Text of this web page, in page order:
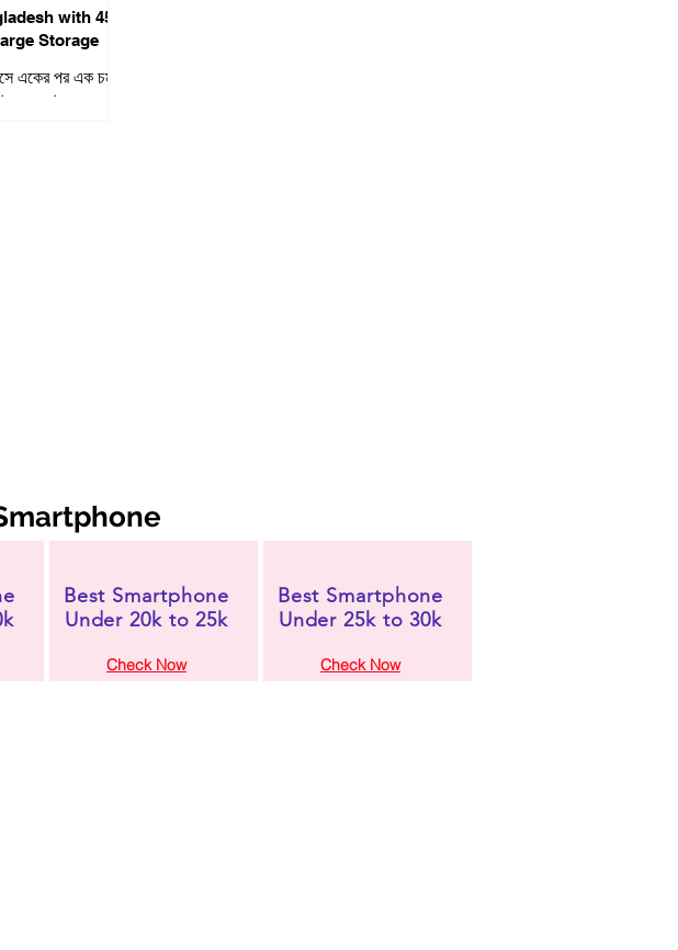
with 45W
Storage
একের পর এক চমক
অর্থাৎ গ্রাহকের
Best Smartphone
Under 20k to 25k
Check Now
Best Smartphone
Under 25k to 30k
Check Now